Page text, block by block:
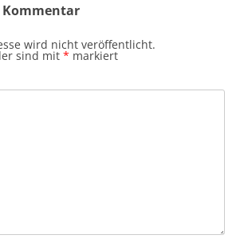
Kommentar
wird nicht veröffentlicht.
sind mit * markiert